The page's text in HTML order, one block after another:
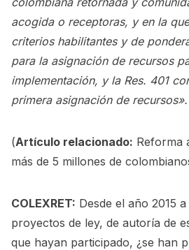
acogida o receptoras, y en la
criterios habilitantes y de
para la asignación de recursos
implementación, y la Res. 401
primera asignación de recursos».
(Artículo relacionado: Reforma
más de 5 millones de
COLEXRET: Desde el año 2015
proyectos de ley, de autoría de
que hayan participado, ¿se han